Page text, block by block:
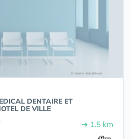
DENTAIRE ET
DE VILLE
➔ 1.5 km